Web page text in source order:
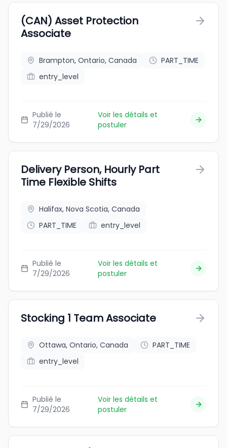
(CAN) Asset Protection
Associate
Brampton, Ontario, Canada
PART_TIME
entry_level
Publié le
7/29/2026
Voir les détails et
postuler
Delivery Person, Hourly Part
Time Flexible Shifts
Halifax, Nova Scotia, Canada
PART_TIME
entry_level
Publié le
7/29/2026
Voir les détails et
postuler
Stocking 1 Team Associate
Ottawa, Ontario, Canada
PART_TIME
entry_level
Publié le
7/29/2026
Voir les détails et
postuler